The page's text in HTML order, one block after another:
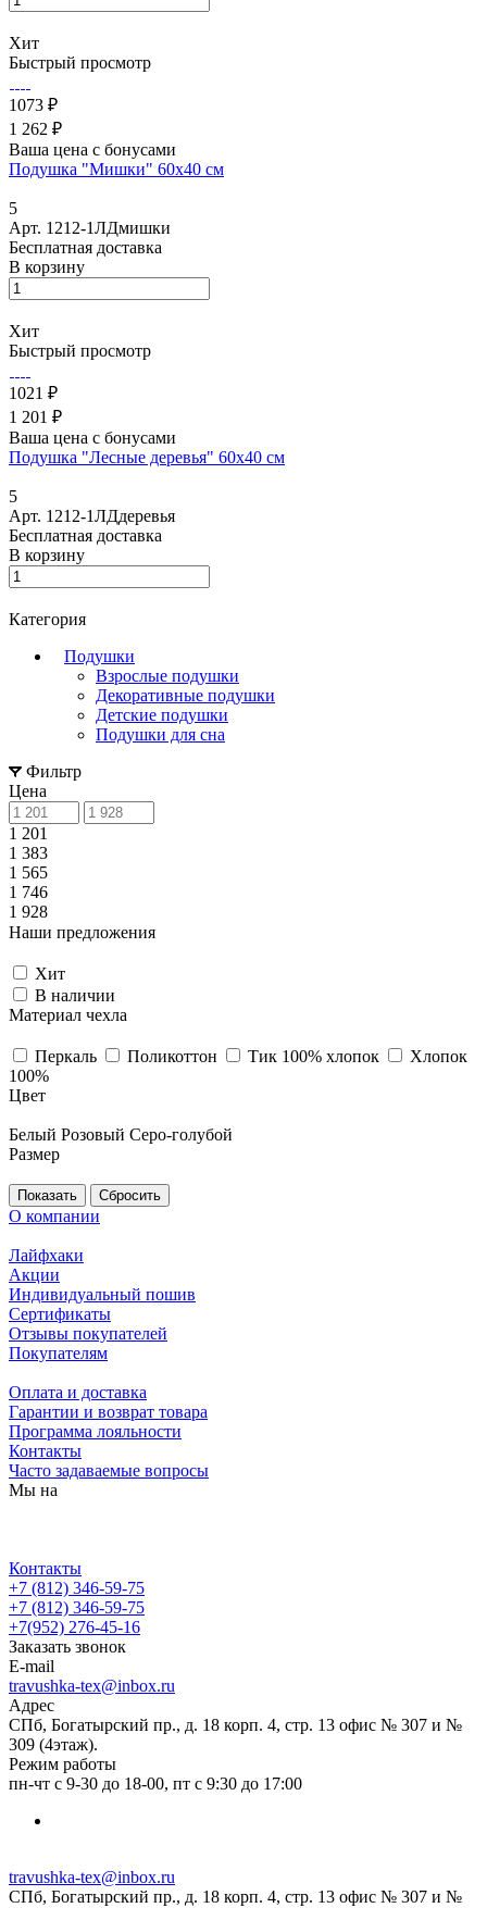
Хит
Быстрый просмотр
1073 ₽
1 262 ₽
Ваша цена с бонусами
Подушка "Мишки" 60х40 см
5
Арт. 1212-1ЛДмишки
Бесплатная доставка
В корзину
Хит
Быстрый просмотр
1021 ₽
1 201 ₽
Ваша цена с бонусами
Подушка "Лесные деревья" 60х40 см
5
Арт. 1212-1ЛДдеревья
Бесплатная доставка
В корзину
Категория
Подушки
Взрослые подушки
Декоративные подушки
Детские подушки
Подушки для сна
Фильтр
Цена
1 201
1 383
1 565
1 746
1 928
Наши предложения
Хит
В наличии
Материал чехла
Перкаль Поликоттон Тик 100% хлопок
Хлопок
100%
Цвет
Белый Розовый Серо-голубой
Размер
Сбросить
О компании
Лайфхаки
Акции
Индивидуальный пошив
Сертификаты
Отзывы покупателей
Покупателям
Оплата и доставка
Гарантии и возврат товара
Программа лояльности
Контакты
Часто задаваемые вопросы
Мы на
Контакты
+7 (812) 346-59-75
+7 (812) 346-59-75
+7(952) 276-45-16
Заказать звонок
E-mail
travushka-tex@inbox.ru
Адрес
СПб, Богатырский пр., д. 18 корп. 4, стр. 13 офис № 307 и №
309 (4этаж).
Режим работы
пн-чт с 9-30 до 18-00, пт с 9:30 до 17:00
travushka-tex@inbox.ru
СПб, Богатырский пр., д. 18 корп. 4, стр. 13 офис № 307 и №